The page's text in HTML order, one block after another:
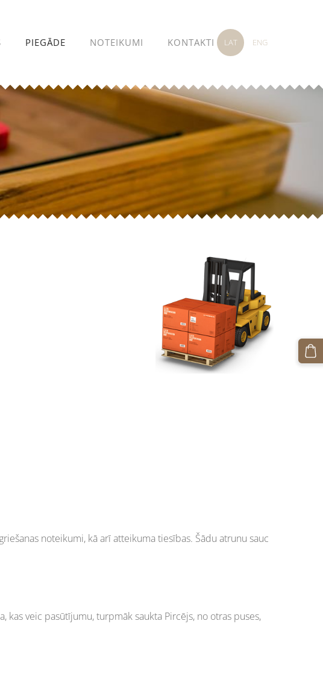
PIEGĀDE NOTEIKUMI KONTAKTI LAT ENG
noteikumi, kā arī atteikuma tiesības. Šādu atrunu sauc
kas veic pasūtījumu, turpmāk saukta Pircējs, no otras puses,